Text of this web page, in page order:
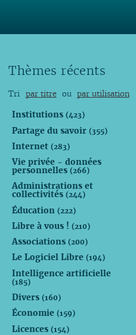
Thèmes récents
Tri par titre ou par utilisation
Institutions (423)
Partage du savoir (355)
Internet (283)
Vie privée - données
personnelles (266)
Administrations et
collectivités (244)
Éducation (222)
Libre à vous ! (210)
Associations (200)
Le Logiciel Libre (194)
Intelligence artificielle
(185)
Divers (160)
Économie (159)
Licences (154)